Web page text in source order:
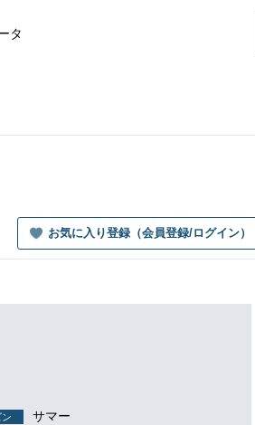
タ
お気に入り登録（会員登録/ログイン）
サマー